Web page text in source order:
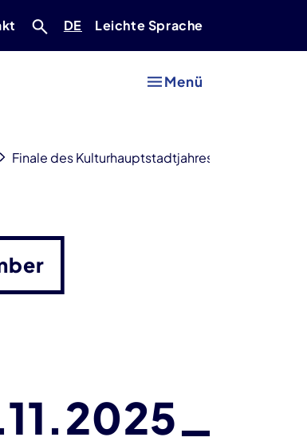
Deutsch
DE Leichte Sprache
Menü
Finale des Kulturhauptstadtjahres